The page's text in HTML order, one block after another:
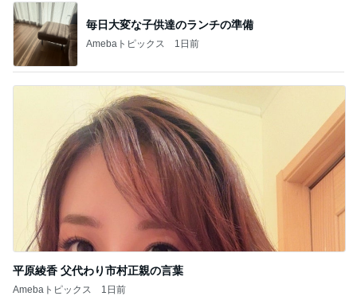
毎日大変な子供達のランチの準備
Amebaトピックス 1日前
平原綾香 父代わり市村正親の言葉
Amebaトピックス 1日前